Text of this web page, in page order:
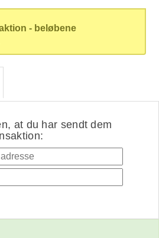
- beløbene
at du har sendt dem